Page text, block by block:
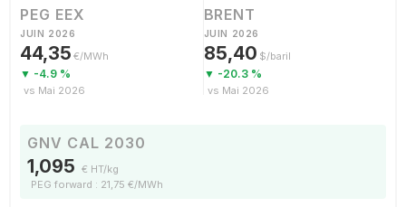
PEG EEX
JUIN 2026
44,35 €/MWh
▼ -4.9 %
vs Mai 2026
BRENT
JUIN 2026
85,40 $/baril
▼ -20.3 %
vs Mai 2026
GNV CAL 2030
1,095 € HT/kg
PEG forward : 21,75 €/MWh